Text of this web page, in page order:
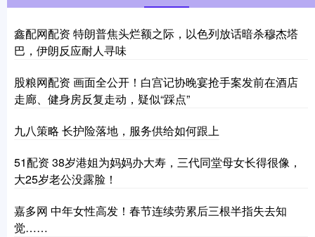
鑫配网配资 特朗普焦头烂额之际，以色列放话暗杀穆杰塔
巴，伊朗反应耐人寻味
股粮网配资 画面全公开！白宫记协晚宴抢手案发前在酒店
走廊、健身房反复走动，疑似“踩点”
九八策略 长护险落地，服务供给如何跟上
51配资 38岁港姐为妈妈办大寿，三代同堂母女长得很像，
大25岁老公没露脸！
嘉多网 中年女性高发！春节连续劳累后三根半指失去知
觉……